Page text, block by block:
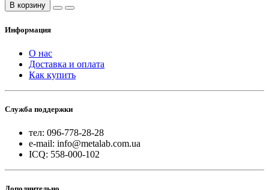
В корзину
Информация
О нас
Доставка и оплата
Как купить
Служба поддержки
тел: 096-778-28-28
e-mail: info@metalab.com.ua
ICQ: 558-000-102